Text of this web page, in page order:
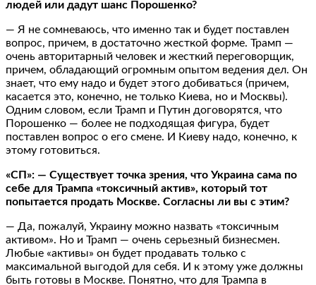
людей или дадут шанс Порошенко?
— Я не сомневаюсь, что именно так и будет поставлен
вопрос, причем, в достаточно жесткой форме. Трамп —
очень авторитарный человек и жесткий переговорщик,
причем, обладающий огромным опытом ведения дел. Он
знает, что ему надо и будет этого добиваться (причем,
касается это, конечно, не только Киева, но и Москвы).
Одним словом, если Трамп и Путин договорятся, что
Порошенко — более не подходящая фигура, будет
поставлен вопрос о его смене. И Киеву надо, конечно, к
этому готовиться.
«СП»: — Существует точка зрения, что Украина сама по
себе для Трампа «токсичный актив», который тот
попытается продать Москве. Согласны ли вы с этим?
— Да, пожалуй, Украину можно назвать «токсичным
активом». Но и Трамп — очень серьезный бизнесмен.
Любые «активы» он будет продавать только с
максимальной выгодой для себя. И к этому уже должны
быть готовы в Москве. Понятно, что для Трампа в